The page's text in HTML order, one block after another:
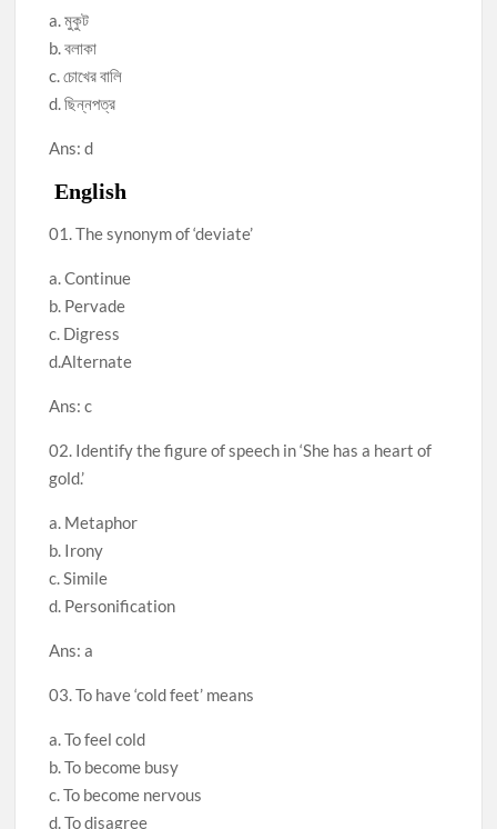
a. মুকুট
b. বলাকা
c. চোখের বালি
d. ছিন্নপত্র
Ans: d
English
01. The synonym of ‘deviate’
a. Continue
b. Pervade
c. Digress
d.Alternate
Ans: c
02. Identify the figure of speech in ‘She has a heart of
gold.’
a. Metaphor
b. Irony
c. Simile
d. Personification
Ans: a
03. To have ‘cold feet’ means
a. To feel cold
b. To become busy
c. To become nervous
d. To disagree